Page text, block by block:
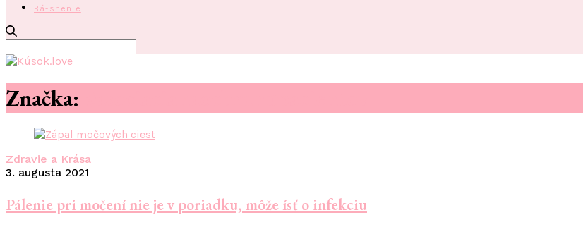
Bá-snenie
for:
Značka:
Zdravie a Krása
3. augusta 2021
Pálenie pri močení nie je v poriadku, môže ísť o infekciu